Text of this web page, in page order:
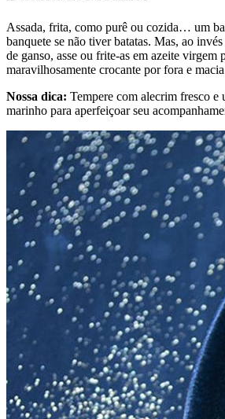
Assada, frita, como purê ou cozida… um
banquete se não tiver batatas. Mas, ao
de ganso, asse ou frite-as em azeite virgem
maravilhosamente crocante por fora e
Nossa dica: Tempere com alecrim fresco e
marinho para aperfeiçoar seu